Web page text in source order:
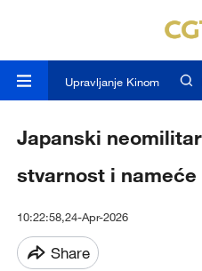
Upravljanje Kinom
Japanski
stvarnost i
10:22:58,24-Apr-2026
Share